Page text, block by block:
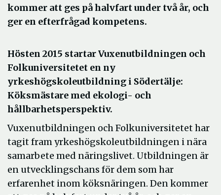
kommer att ges på halvfart under två år, och
ger en efterfrågad kompetens.
Hösten 2015 startar Vuxenutbildningen och
Folkuniversitetet en ny
yrkeshögskoleutbildning i Södertälje:
Köksmästare med ekologi- och
hållbarhetsperspektiv.
Vuxenutbildningen och Folkuniversitetet har
tagit fram yrkeshögskoleutbildningen i nära
samarbete med näringslivet. Utbildningen är
en utvecklingschans för dem som har
erfarenhet inom köksnäringen. Den kommer